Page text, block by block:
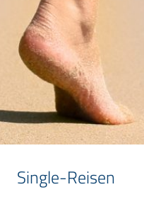
Single-Reisen